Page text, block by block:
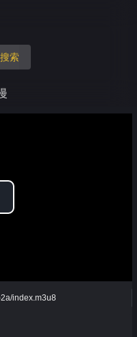
搜索
index.m3u8